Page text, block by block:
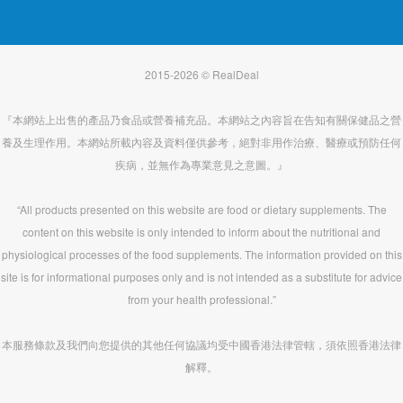
2015-2026 © RealDeal
『本網站上出售的產品乃食品或營養補充品。本網站之內容旨在告知有關保健品之營
養及生理作用。本網站所載內容及資料僅供參考，絕對非用作治療、醫療或預防任何
疾病，並無作為專業意見之意圖。』
“All products presented on this website are food or dietary supplements. The
content on this website is only intended to inform about the nutritional and
physiological processes of the food supplements. The information provided on this
site is for informational purposes only and is not intended as a substitute for advice
from your health professional.”
本服務條款及我們向您提供的其他任何協議均受中國香港法律管轄，須依照香港法律
解釋。